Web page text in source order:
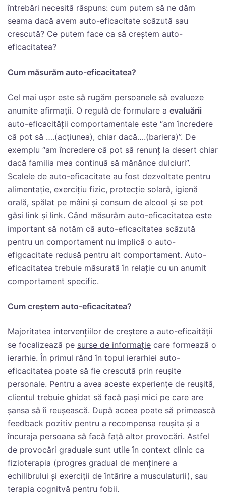
întrebări necesită răspuns: cum putem să ne dăm
seama dacă avem auto-eficacitate scăzută sau
crescută? Ce putem face ca să creștem auto-
eficacitatea?
Cum măsurăm auto-eficacitatea?
Cel mai ușor este să rugăm persoanele să evalueze
anumite afirmații. O regulă de formulare a evaluării
auto-eficacității comportamentale este “am încredere
că pot să ….(acțiunea), chiar dacă….(bariera)”. De
exemplu “am încredere că pot să renunț la desert chiar
dacă familia mea continuă să mănânce dulciuri”.
Scalele de auto-eficacitate au fost dezvoltate pentru
alimentație, exercițiu fizic, protecție solară, igienă
orală, spălat pe mâini și consum de alcool și se pot
găsi link și link. Când măsurăm auto-eficacitatea este
important să notăm că auto-eficacitatea scăzută
pentru un comportament nu implică o auto-
efigcacitate redusă pentru alt comportament. Auto-
eficacitatea trebuie măsurată în relație cu un anumit
comportament specific.
Cum creștem auto-eficacitatea?
Majoritatea intervențiilor de creștere a auto-eficaității
se focalizează pe surse de informație care formează o
ierarhie. În primul rând în topul ierarhiei auto-
eficacitatea poate să fie crescută prin reușite
personale. Pentru a avea aceste experiențe de reușită,
clientul trebuie ghidat să facă pași mici pe care are
șansa să îi reușească. După aceea poate să primească
feedback pozitiv pentru a recompensa reușita și a
încuraja persoana să facă față altor provocări. Astfel
de provocări graduale sunt utile în context clinic ca
fizioterapia (progres gradual de menținere a
echilibrului și exerciții de întărire a musculaturii), sau
terapia cognitvă pentru fobii.